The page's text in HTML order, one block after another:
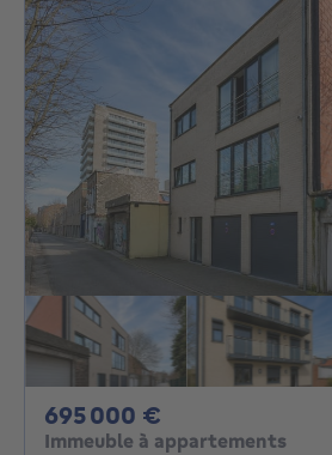
695 000 €
Immeuble à appartements